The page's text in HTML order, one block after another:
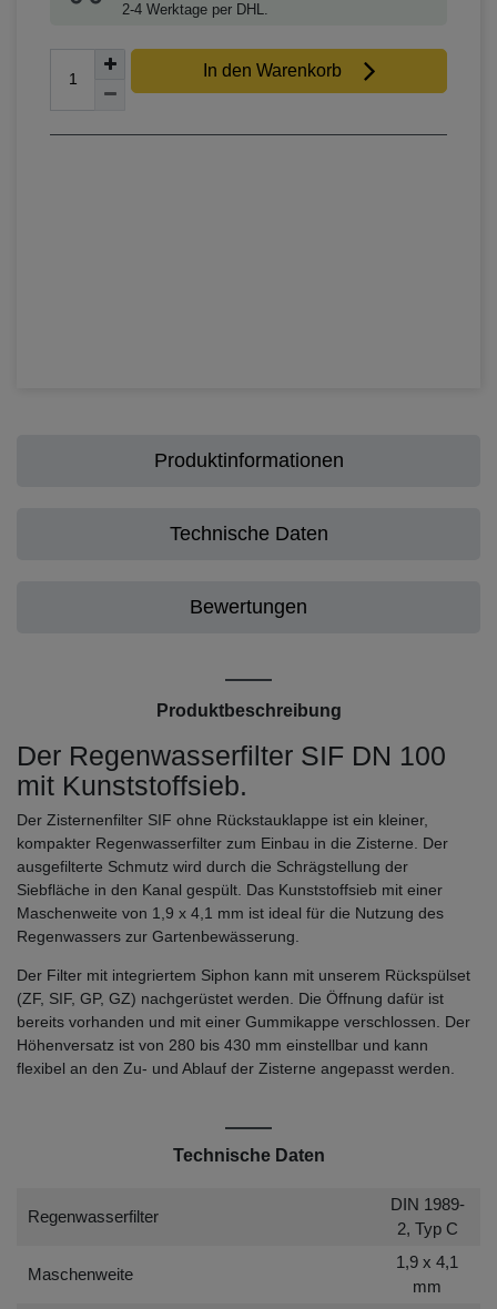
2-4 Werktage per DHL.
In den Warenkorb
Produktinformationen
Technische Daten
Bewertungen
Produktbeschreibung
Der Regenwasserfilter SIF DN 100
mit Kunststoffsieb.
Der Zisternenfilter SIF ohne Rückstauklappe ist ein kleiner,
kompakter Regenwasserfilter zum Einbau in die Zisterne. Der
ausgefilterte Schmutz wird durch die Schrägstellung der
Siebfläche in den Kanal gespült. Das Kunststoffsieb mit einer
Maschenweite von 1,9 x 4,1 mm ist ideal für die Nutzung des
Regenwassers zur Gartenbewässerung.
Der Filter mit integriertem Siphon kann mit unserem Rückspülset
(ZF, SIF, GP, GZ) nachgerüstet werden. Die Öffnung dafür ist
bereits vorhanden und mit einer Gummikappe verschlossen. Der
Höhenversatz ist von 280 bis 430 mm einstellbar und kann
flexibel an den Zu- und Ablauf der Zisterne angepasst werden.
Technische Daten
Regenwasserfilter
DIN 1989-
2, Typ C
Maschenweite
1,9 x 4,1
mm